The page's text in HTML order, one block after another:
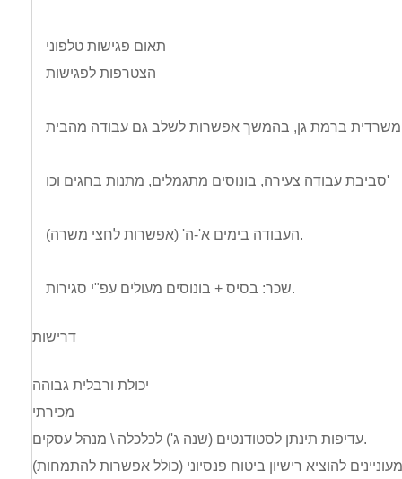
תאום פגישות טלפוני
הצטרפות לפגישות
סביבת עבודה צעירה, בונוסים מתגמלים, מתנות בחגים וכו'
העבודה בימים א'-ה' (אפשרות לחצי משרה).
שכר: בסיס + בונוסים מעולים עפ"י סגירות.
דרישות
יכולת ורבלית גבוהה
מכירתי
עדיפות תינתן לסטודנטים (שנה ג') לכלכלה \ מנהל עסקים.